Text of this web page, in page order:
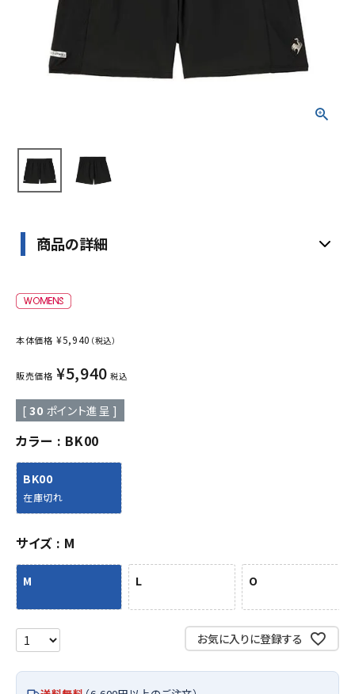
ご利用ガイド
お問い合わせ
メルマガ登録
商品の詳細
本体価格 ¥5,940 （税込）
販売価格 ¥5,940 税込
[ 30 ポイント進呈 ]
カラー BK00
BK00
在庫切れ
サイズ M
M L O
お気に入りに登録する